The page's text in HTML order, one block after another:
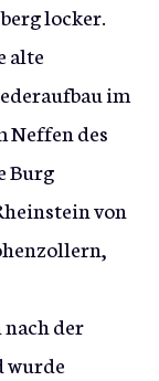
locker.
alte
im
Neffen des
Burg
von
der
wurde